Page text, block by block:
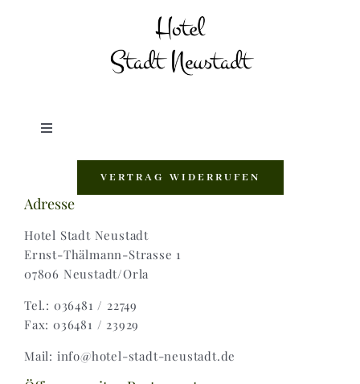
Toggle
Zahlungsweisen |
Widerruf |
VERTRAG WIDERRUFEN
Adresse
Hotel Stadt Neustadt
Ernst-Thälmann-Strasse 1
07806 Neustadt/Orla
Tel.: 036481 / 22749
Fax: 036481 / 23929
Mail: info@hotel-stadt-neustadt.de